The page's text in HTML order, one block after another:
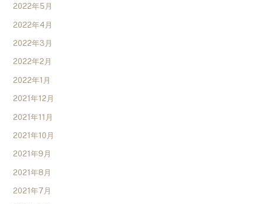
2022年5月
2022年4月
2022年3月
2022年2月
2022年1月
2021年12月
2021年11月
2021年10月
2021年9月
2021年8月
2021年7月